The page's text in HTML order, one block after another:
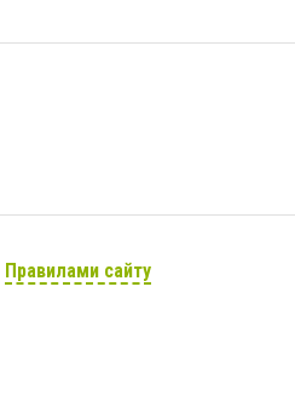
Правилами сайту